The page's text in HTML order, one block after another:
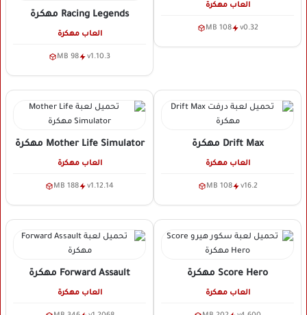
العاب مهكرة
v0.32
108 MB
Racing Legends مهكرة
العاب مهكرة
v1.10.3
98 MB
Drift Max مهكرة
العاب مهكرة
v16.2
108 MB
Mother Life Simulator مهكرة
العاب مهكرة
v1.12.14
188 MB
Score Hero مهكرة
العاب مهكرة
Forward Assault مهكرة
العاب مهكرة